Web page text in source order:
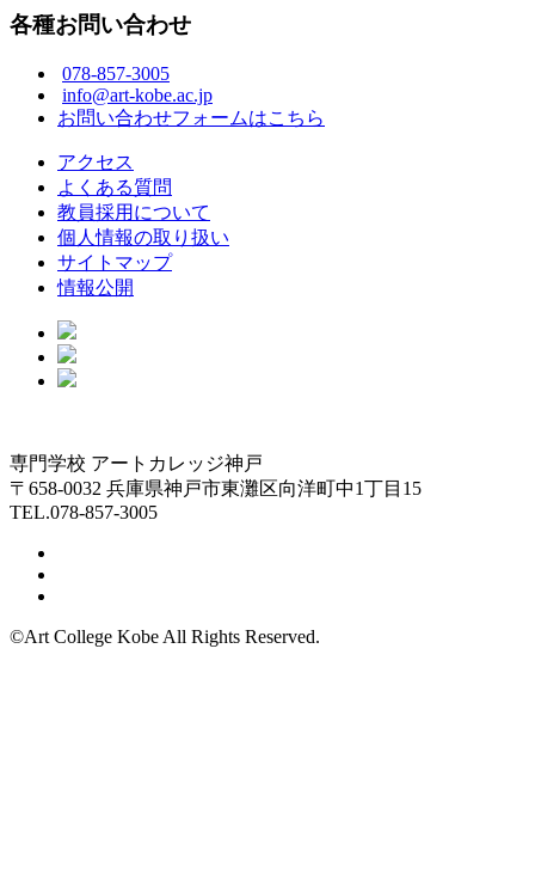
各種お問い合わせ
078-857-3005
info@art-kobe.ac.jp
お問い合わせフォームはこちら
アクセス
よくある質問
教員採用について
個人情報の取り扱い
サイトマップ
情報公開
専門学校 アートカレッジ神戸
〒658-0032 兵庫県神戸市東灘区向洋町中1丁目15
TEL.078-857-3005
©Art College Kobe All Rights Reserved.